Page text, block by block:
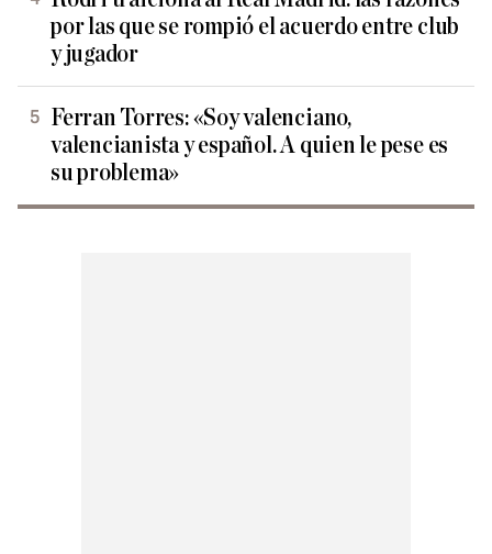
por las que se rompió el acuerdo entre club
y jugador
Ferran Torres: «Soy valenciano,
valencianista y español. A quien le pese es
su problema»